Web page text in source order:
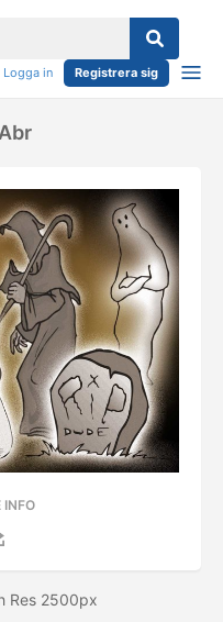
Logga in Registrera sig
INFO
Res 2500px